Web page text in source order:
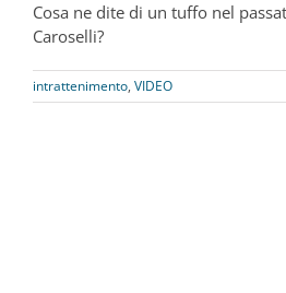
Cosa ne dite di un tuffo nel
Caroselli?
intrattenimento, VIDEO